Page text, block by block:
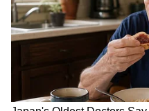
இடி என்றால் என்ன,
உருவாகிறது?
நிறைய பேர் இடியை
நினைக்கிறாங்க.